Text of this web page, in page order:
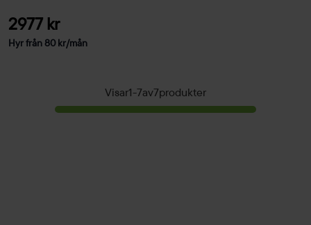
2977 kr
Hyr från 80kr/mån
Visar1-7av7produkter